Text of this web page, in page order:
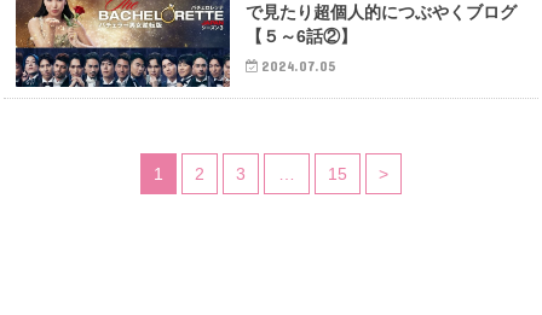
で見たり超個人的につぶやくブログ
【５～6話②】
2024.07.05
1 2 3 15 >